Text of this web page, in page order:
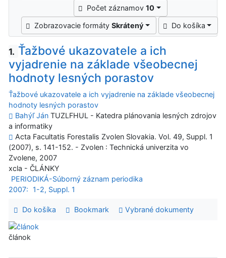
Počet záznamov10
Zobrazovacie formátySkrátený Do košíka
1. Ťažbové ukazovatele a ich
vyjadrenie na základe všeobecnej
hodnoty lesných porastov
Ťažbové ukazovatele a ich vyjadrenie na základe všeobecnej
hodnoty lesných porastov
Bahýľ Ján TUZLFHUL - Katedra plánovania lesných zdrojov
a informatiky
Acta Facultatis Forestalis Zvolen Slovakia. Vol. 49, Suppl. 1
(2007), s. 141-152. - Zvolen : Technická univerzita vo
Zvolene, 2007
xcla - ČLÁNKY
PERIODIKÁ-Súborný záznam periodika
2007:
1-2, Suppl. 1
Do košíka Bookmark Vybrané dokumenty
článok